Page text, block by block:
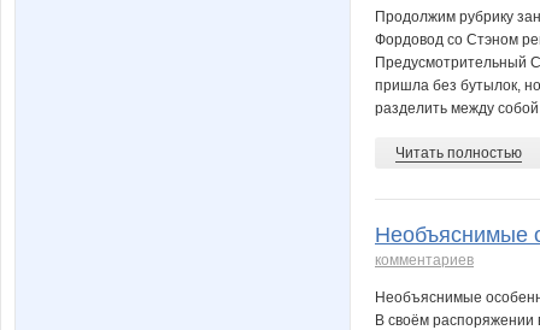
Продолжим рубрику
Фордовод со Стэном
Предусмотрительный
пришла без бутылок,
разделить между
Читать полностью
Необъяснимые
комментариев
Необъяснимые
В своём распоряжении